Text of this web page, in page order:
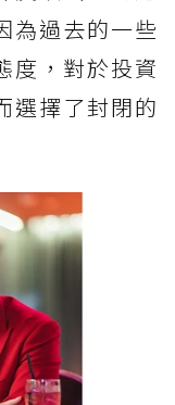
為過去的一些
度，對於投資
選擇了封閉的